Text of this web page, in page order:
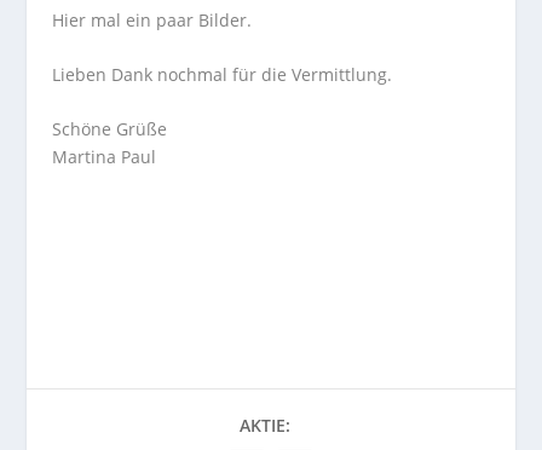
Hier mal ein paar Bilder.
Lieben Dank nochmal für die Vermittlung.
Schöne Grüße
Martina Paul
AKTIE: